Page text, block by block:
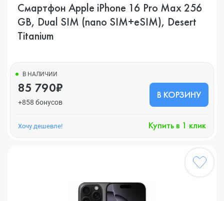
Смартфон Apple iPhone 16 Pro Max 256
GB, Dual SIM (nano SIM+eSIM), Desert
Titanium
В НАЛИЧИИ
85 790₽
+858 бонусов
В КОРЗИНУ
Хочу дешевле! Купить в 1 клик